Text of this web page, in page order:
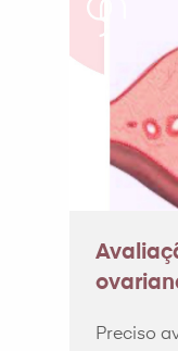
Preciso